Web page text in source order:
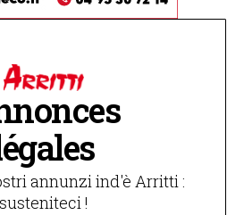
annunzi ind'è Arritti :
susteniteci !